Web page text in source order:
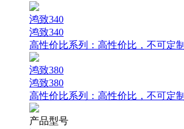
鸿致340
鸿致340
高性价比系列： 高性价比，不可定制
鸿致380
鸿致380
高性价比系列： 高性价比，不可定制
产品型号